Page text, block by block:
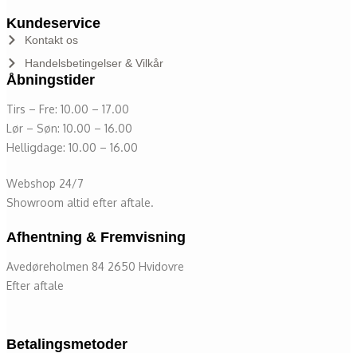
Kundeservice
Kontakt os
Handelsbetingelser & Vilkår
Åbningstider
Tirs – Fre: 10.00 – 17.00
Lør – Søn: 10.00 – 16.00
Helligdage: 10.00 – 16.00
Webshop 24/7
Showroom altid efter aftale.
Afhentning & Fremvisning
Avedøreholmen 84 2650 Hvidovre
Efter aftale
Betalingsmetoder